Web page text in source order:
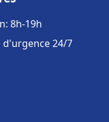
8h-19h
d'urgence 24/7